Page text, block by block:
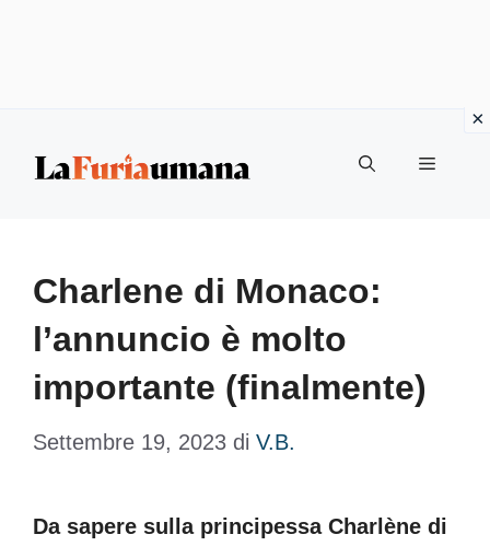
Menu
Charlene di Monaco:
l’annuncio è molto
importante (finalmente)
Settembre 19, 2023 di V.B.
Da sapere sulla principessa Charlène di